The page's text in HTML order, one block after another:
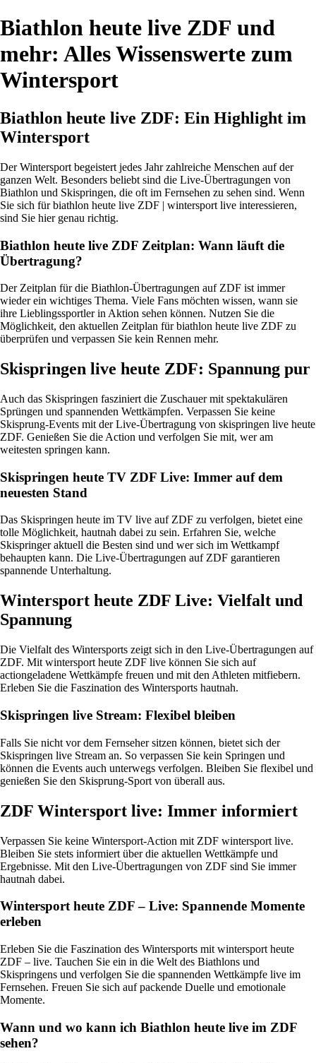
Biathlon heute live ZDF und
mehr: Alles Wissenswerte zum
Wintersport
Biathlon heute live ZDF: Ein Highlight im
Wintersport
Der Wintersport begeistert jedes Jahr zahlreiche Menschen auf der
ganzen Welt. Besonders beliebt sind die Live-Übertragungen von
Biathlon und Skispringen, die oft im Fernsehen zu sehen sind. Wenn
Sie sich für biathlon heute live ZDF | wintersport live interessieren,
sind Sie hier genau richtig.
Biathlon heute live ZDF Zeitplan: Wann läuft die
Übertragung?
Der Zeitplan für die Biathlon-Übertragungen auf ZDF ist immer
wieder ein wichtiges Thema. Viele Fans möchten wissen, wann sie
ihre Lieblingssportler in Aktion sehen können. Nutzen Sie die
Möglichkeit, den aktuellen Zeitplan für biathlon heute live ZDF zu
überprüfen und verpassen Sie kein Rennen mehr.
Skispringen live heute ZDF: Spannung pur
Auch das Skispringen fasziniert die Zuschauer mit spektakulären
Sprüngen und spannenden Wettkämpfen. Verpassen Sie keine
Skisprung-Events mit der Live-Übertragung von skispringen live heute
ZDF. Genießen Sie die Action und verfolgen Sie mit, wer am
weitesten springen kann.
Skispringen heute TV ZDF Live: Immer auf dem
neuesten Stand
Das Skispringen heute im TV live auf ZDF zu verfolgen, bietet eine
tolle Möglichkeit, hautnah dabei zu sein. Erfahren Sie, welche
Skispringer aktuell die Besten sind und wer sich im Wettkampf
behaupten kann. Die Live-Übertragungen auf ZDF garantieren
spannende Unterhaltung.
Wintersport heute ZDF Live: Vielfalt und
Spannung
Die Vielfalt des Wintersports zeigt sich in den Live-Übertragungen auf
ZDF. Mit wintersport heute ZDF live können Sie sich auf
actiongeladene Wettkämpfe freuen und mit den Athleten mitfiebern.
Erleben Sie die Faszination des Wintersports hautnah.
Skispringen live Stream: Flexibel bleiben
Falls Sie nicht vor dem Fernseher sitzen können, bietet sich der
Skispringen live Stream an. So verpassen Sie kein Springen und
können die Events auch unterwegs verfolgen. Bleiben Sie flexibel und
genießen Sie den Skisprung-Sport von überall aus.
ZDF Wintersport live: Immer informiert
Verpassen Sie keine Wintersport-Action mit ZDF wintersport live.
Bleiben Sie stets informiert über die aktuellen Wettkämpfe und
Ergebnisse. Mit den Live-Übertragungen von ZDF sind Sie immer
hautnah dabei.
Wintersport heute ZDF – Live: Spannende Momente
erleben
Erleben Sie die Faszination des Wintersports mit wintersport heute
ZDF – live. Tauchen Sie ein in die Welt des Biathlons und
Skispringens und verfolgen Sie die spannenden Wettkämpfe live im
Fernsehen. Freuen Sie sich auf packende Duelle und emotionale
Momente.
Wann und wo kann ich Biathlon heute live im ZDF
sehen?